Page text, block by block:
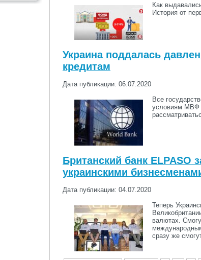
Как
История от
Украина поддалась
кредитам
Дата публикации: 06.07.2020
Все
условиям МВФ
Британский банк ELPASO
украинскими
Дата публикации: 04.07.2020
Теперь
валютах.
сразу же